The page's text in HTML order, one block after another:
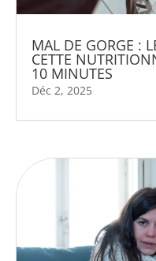
MAL DE GORGE :
CETTE
10 MINUTES
Déc 2, 2025